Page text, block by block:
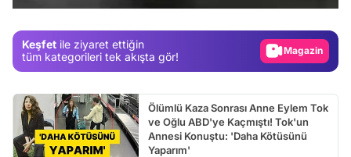
Keşfet ile ziyaret ettiğin
tüm kategorileri tek akışta gör!
Video
Ölümlü Kaza Sonrası Anne Eylem Tok
ve Oğlu ABD'ye Kaçmıştı! Tok'un
Annesi Konuştu: 'Daha Kötüsünü
Yaparım'